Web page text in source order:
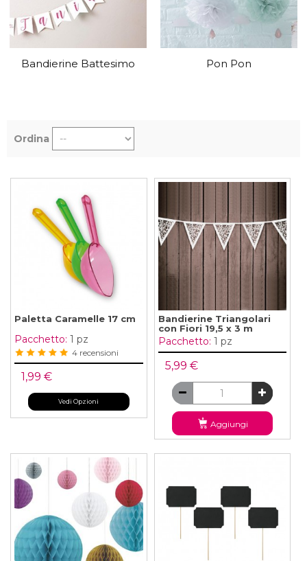
Bandierine Battesimo Pon Pon
Ordina
Paletta Caramelle 17 cm
Pacchetto: 1 pz
4 recensioni
1,99 €
Vedi Opzioni
Bandierine Triangolari
con Fiori 19,5 x 3 m
Pacchetto: 1 pz
5,99 €
Aggiungi